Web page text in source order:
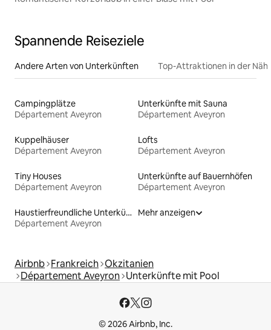
Spannende Reiseziele
Andere Arten von Unterkünften Top-Attraktionen in der
Campingplätze
Département Aveyron
Unterkünfte mit Sauna
Département Aveyron
Kuppelhäuser
Département Aveyron
Lofts
Département Aveyron
Tiny Houses
Département Aveyron
Unterkünfte auf Bauernhöfen
Département Aveyron
Haustierfreundliche Unterkünfte
Département Aveyron
Mehr anzeigen
Airbnb Frankreich Okzitanien
Département Aveyron Unterkünfte mit Pool
© 2026 Airbnb, Inc.